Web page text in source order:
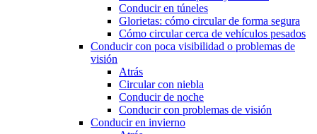
Conducir en túneles
Glorietas: cómo circular de forma segura
Cómo circular cerca de vehículos pesados
Conducir con poca visibilidad o problemas de
visión
Atrás
Circular con niebla
Conducir de noche
Conducir con problemas de visión
Conducir en invierno